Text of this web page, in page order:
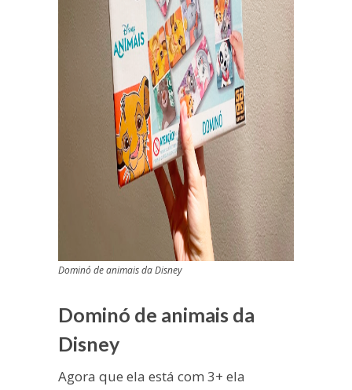
Dominó de animais da Disney
Dominó de animais da
Disney
Agora que ela está com 3+ ela